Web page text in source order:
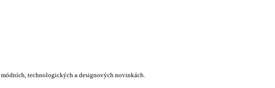
technologických a designových novinkách.